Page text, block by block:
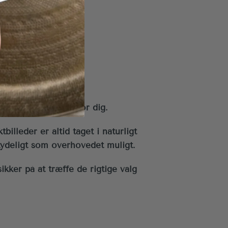
rigtige match for dig.
er altid taget i naturligt
som overhovedet muligt.
på at træffe de rigtige valg